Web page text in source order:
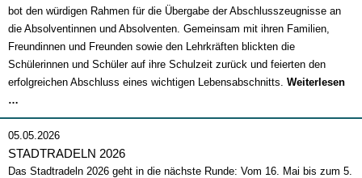
bot den würdigen Rahmen für die Übergabe der Abschlusszeugnisse an
die Absolventinnen und Absolventen. Gemeinsam mit ihren Familien,
Freundinnen und Freunden sowie den Lehrkräften blickten die
Schülerinnen und Schüler auf ihre Schulzeit zurück und feierten den
erfolgreichen Abschluss eines wichtigen Lebensabschnitts. Weiterlesen
…
2026
05.05.2026
STADTRADELN 2026
Das Stadtradeln 2026 geht in die nächste Runde: Vom 16. Mai bis zum 5.